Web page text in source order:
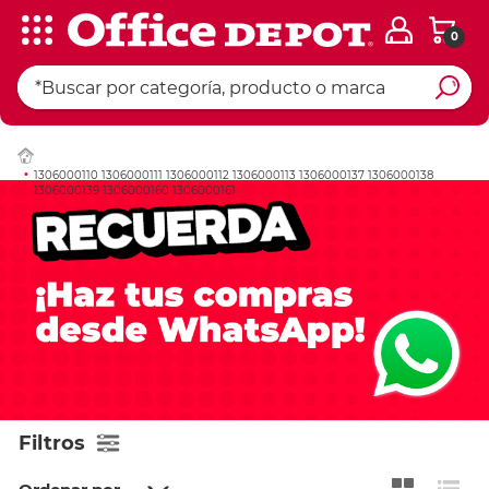
0
1306000110 1306000111 1306000112 1306000113 1306000137 1306000138
1306000139 1306000160 1306000161
Filtros